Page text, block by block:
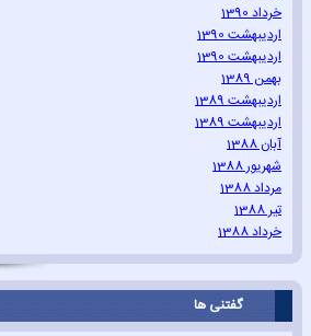
خرداد 1390
اردیبهشت 1390
اردیبهشت 1390
بهمن 1389
اردیبهشت 1389
اردیبهشت 1389
آبان 1388
شهریور 1388
مرداد 1388
تیر 1388
خرداد 1388
گفتنی ها